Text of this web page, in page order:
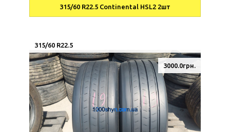
315/60 R22.5 Continental HSL2 2шт
315/60 R22.5
3000.0грн.